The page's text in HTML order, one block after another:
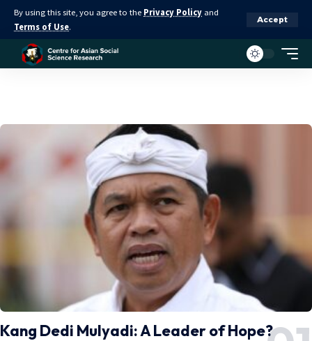
By using this site, you agree to the Privacy Policy and
Terms of Use.
Accept
Kang Dedi Mulyadi: A Leader of Hope?